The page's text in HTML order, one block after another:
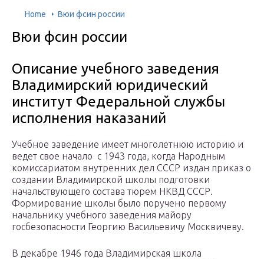
Home Вюи фсин россии
Вюи фсин россии
Описание учебного заведения
Владимирский юридический
институт Федеральной службы
исполнения наказаний
Учебное заведение имеет многолетнюю историю и
ведет свое начало с 1943 года, когда Народным
комиссариатом внутренних дел СССР издан приказ о
создании Владимирской школы подготовки
начальствующего состава тюрем НКВД СССР.
Формирование школы было поручено первому
начальнику учебного заведения майору
госбезопасности Георгию Васильевичу Москвичеву.
В декабре 1946 года Владимирская школа